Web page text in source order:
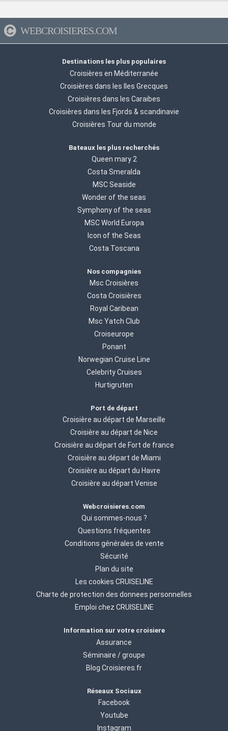
WEBCROISIERES.COM
Destinations les plus populaires
Croisières en Méditerranée
Croisières dans les Iles Grecques
Croisières dans les Caraibes
Croisières dans les Fjords & scandinavie
Croisières Tour du monde
Bateaux les plus recherchés
Queen mary 2
Costa Smeralda
MSC Seaside
Wonder of the seas
Symphony of the seas
MSC World Europa
Icon of the Seas
Costa Toscana
Nos compagnies
Msc Croisières
Costa Croisières
Royal Caribean
Msc Yatch Club
Croiseurope
Ponant
Norwegian Cruise Line
Celebrity Cruises
Hurtigruten
Port de départ
Croisière au départ de Marseille
Croisière au départ de Nice
Croisière au départ de Fort de france
Croisière au départ de Miami
Croisière au départ du Havre
Croisière au départ Venise
Webcroisieres.com
Qui sommes-nous ?
Questions fréquentes
Conditions générales de vente
Sécurité
Plan du site
Les cookies CRUISELINE
Charte de protection des donnees personnelles
Emploi chez CRUISELINE
Information sur votre croisiere
Assurance
Séminaire / groupe
Blog Croisieres.fr
Réseaux Sociaux
Facebook
Youtube
Instagram